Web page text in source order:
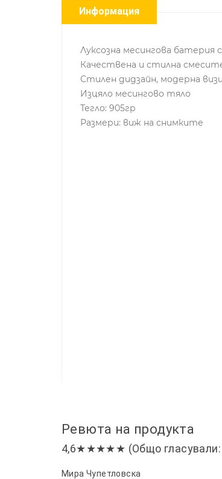
Информация
Луксозна месингова
Качествена и стилна
Стилен дидзайн, модерна
Изцяло месингово тяло
Тегло: 905гр
Размери: виж на снимките
Ревюта на продукта
4,6★★★★★ (Общо гласували:
Мира Чупетловска